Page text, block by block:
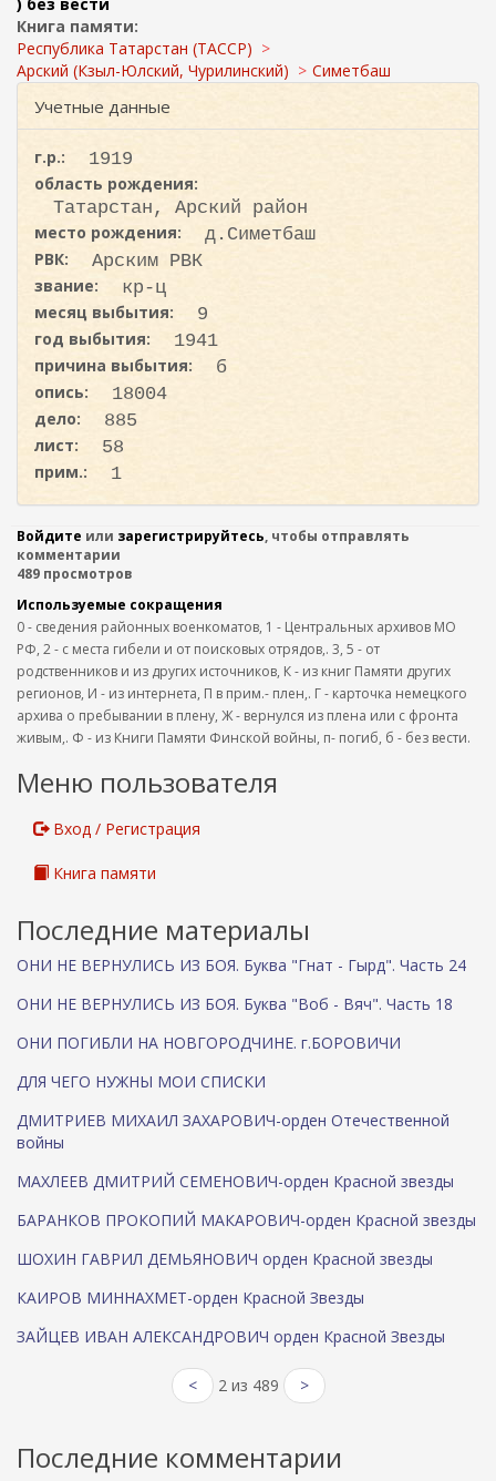
и
с
к
Книга памяти:
Республика Татарстан (ТАССР)
Арский (Кзыл-Юлский, Чурилинский)
Симетбаш
Учетные данные
г.р.:
1919
область рождения:
Татарстан, Арский район
место рождения:
д.Симетбаш
РВК:
Арским РВК
звание:
кр-ц
месяц выбытия:
9
год выбытия:
1941
причина выбытия:
б
опись:
18004
дело:
885
лист:
58
прим.:
1
Войдите или зарегистрируйтесь, чтобы отправлять
комментарии
489 просмотров
Используемые сокращения
0 - сведения районных военкоматов, 1 - Центральных архивов МО
РФ, 2 - с места гибели и от поисковых отрядов,. 3, 5 - от
родственников и из других источников, К - из книг Памяти других
регионов, И - из интернета, П в прим.- плен,. Г - карточка немецкого
архива о пребывании в плену, Ж - вернулся из плена или с фронта
живым,. Ф - из Книги Памяти Финской войны, п- погиб, б - без вести.
Меню пользователя
Вход / Регистрация
Книга памяти
Последние материалы
ОНИ НЕ ВЕРНУЛИСЬ ИЗ БОЯ. Буква "Гнат - Гырд". Часть 24
ОНИ НЕ ВЕРНУЛИСЬ ИЗ БОЯ. Буква "Воб - Вяч". Часть 18
ОНИ ПОГИБЛИ НА НОВГОРОДЧИНЕ. г.БОРОВИЧИ
ДЛЯ ЧЕГО НУЖНЫ МОИ СПИСКИ
ДМИТРИЕВ МИХАИЛ ЗАХАРОВИЧ-орден Отечественной
войны
МАХЛЕЕВ ДМИТРИЙ СЕМЕНОВИЧ-орден Красной звезды
БАРАНКОВ ПРОКОПИЙ МАКАРОВИЧ-орден Красной звезды
ШОХИН ГАВРИЛ ДЕМЬЯНОВИЧ орден Красной звезды
КАИРОВ МИННАХМЕТ-орден Красной Звезды
ЗАЙЦЕВ ИВАН АЛЕКСАНДРОВИЧ орден Красной Звезды
< 2 из 489 >
Последние комментарии